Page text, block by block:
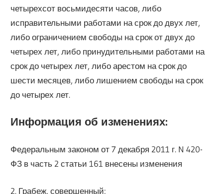
четырехсот восьмидесяти часов, либо
исправительными работами на срок до двух лет,
либо ограничением свободы на срок от двух до
четырех лет, либо принудительными работами на
срок до четырех лет, либо арестом на срок до
шести месяцев, либо лишением свободы на срок
до четырех лет.
Информация об изменениях:
Федеральным законом от 7 декабря 2011 г. N 420-
ФЗ в часть 2 статьи 161 внесены изменения
2. Грабеж, совершенный: